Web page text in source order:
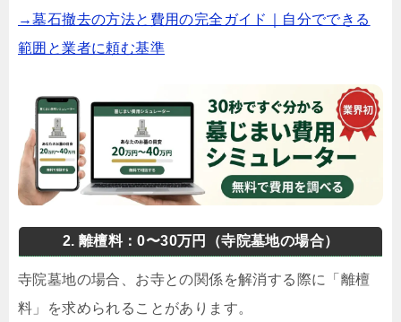
→墓石撤去の方法と費用の完全ガイド｜自分でできる
範囲と業者に頼む基準
2. 離檀料：0〜30万円（寺院墓地の場合）
寺院墓地の場合、お寺との関係を解消する際に「離檀
料」を求められることがあります。